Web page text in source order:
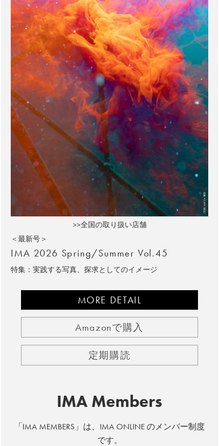
>>全国の取り扱い店舗
＜最新号＞
IMA 2026 Spring/Summer Vol.45
特集：実践する写真、探求としてのイメージ
MORE DETAIL
Amazonで購入
定期購読
IMA Members
「IMA MEMBERS」は、IMA ONLINE のメンバー制度
です。